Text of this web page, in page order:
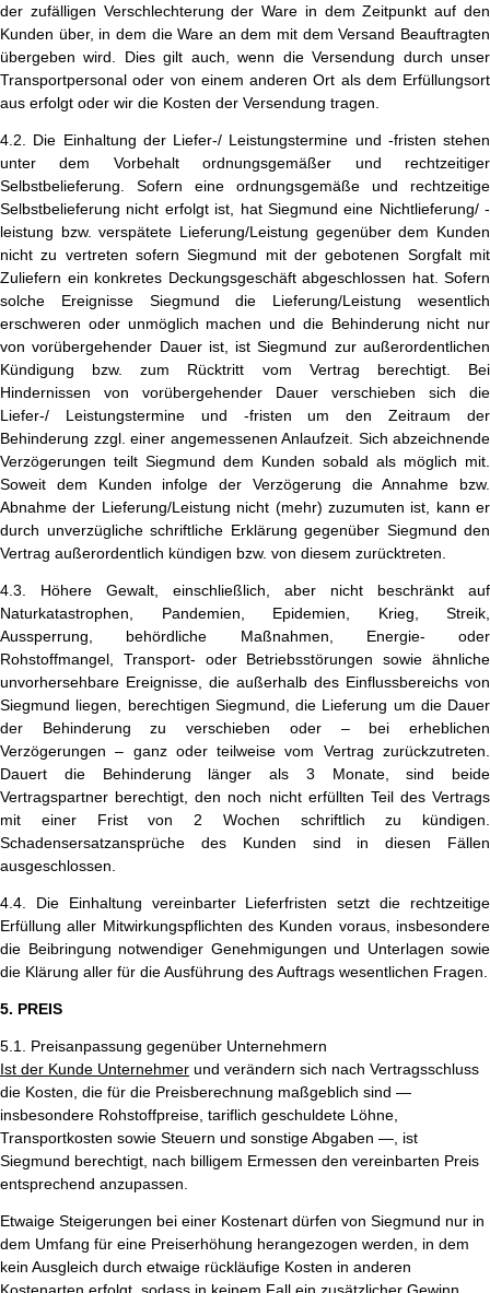
der zufälligen Verschlechterung der Ware in dem Zeitpunkt auf den
Kunden über, in dem die Ware an dem mit dem Versand Beauftragten
übergeben wird. Dies gilt auch, wenn die Versendung durch unser
Transportpersonal oder von einem anderen Ort als dem Erfüllungsort
aus erfolgt oder wir die Kosten der Versendung tragen.
4.2. Die Einhaltung der Liefer-/ Leistungstermine und -fristen stehen
unter dem Vorbehalt ordnungsgemäßer und rechtzeitiger
Selbstbelieferung. Sofern eine ordnungsgemäße und rechtzeitige
Selbstbelieferung nicht erfolgt ist, hat Siegmund eine Nichtlieferung/ -
leistung bzw. verspätete Lieferung/Leistung gegenüber dem Kunden
nicht zu vertreten sofern Siegmund mit der gebotenen Sorgfalt mit
Zuliefern ein konkretes Deckungsgeschäft abgeschlossen hat. Sofern
solche Ereignisse Siegmund die Lieferung/Leistung wesentlich
erschweren oder unmöglich machen und die Behinderung nicht nur
von vorübergehender Dauer ist, ist Siegmund zur außerordentlichen
Kündigung bzw. zum Rücktritt vom Vertrag berechtigt. Bei
Hindernissen von vorübergehender Dauer verschieben sich die
Liefer-/ Leistungstermine und -fristen um den Zeitraum der
Behinderung zzgl. einer angemessenen Anlaufzeit. Sich abzeichnende
Verzögerungen teilt Siegmund dem Kunden sobald als möglich mit.
Soweit dem Kunden infolge der Verzögerung die Annahme bzw.
Abnahme der Lieferung/Leistung nicht (mehr) zuzumuten ist, kann er
durch unverzügliche schriftliche Erklärung gegenüber Siegmund den
Vertrag außerordentlich kündigen bzw. von diesem zurücktreten.
4.3. Höhere Gewalt, einschließlich, aber nicht beschränkt auf
Naturkatastrophen, Pandemien, Epidemien, Krieg, Streik,
Aussperrung, behördliche Maßnahmen, Energie- oder
Rohstoffmangel, Transport- oder Betriebsstörungen sowie ähnliche
unvorhersehbare Ereignisse, die außerhalb des Einflussbereichs von
Siegmund liegen, berechtigen Siegmund, die Lieferung um die Dauer
der Behinderung zu verschieben oder – bei erheblichen
Verzögerungen – ganz oder teilweise vom Vertrag zurückzutreten.
Dauert die Behinderung länger als 3 Monate, sind beide
Vertragspartner berechtigt, den noch nicht erfüllten Teil des Vertrags
mit einer Frist von 2 Wochen schriftlich zu kündigen.
Schadensersatzansprüche des Kunden sind in diesen Fällen
ausgeschlossen.
4.4. Die Einhaltung vereinbarter Lieferfristen setzt die rechtzeitige
Erfüllung aller Mitwirkungspflichten des Kunden voraus, insbesondere
die Beibringung notwendiger Genehmigungen und Unterlagen sowie
die Klärung aller für die Ausführung des Auftrags wesentlichen Fragen.
5. PREIS
5.1. Preisanpassung gegenüber Unternehmern
Ist der Kunde Unternehmer und verändern sich nach Vertragsschluss
die Kosten, die für die Preisberechnung maßgeblich sind —
insbesondere Rohstoffpreise, tariflich geschuldete Löhne,
Transportkosten sowie Steuern und sonstige Abgaben —, ist
Siegmund berechtigt, nach billigem Ermessen den vereinbarten Preis
entsprechend anzupassen.
Etwaige Steigerungen bei einer Kostenart dürfen von Siegmund nur in
dem Umfang für eine Preiserhöhung herangezogen werden, in dem
kein Ausgleich durch etwaige rückläufige Kosten in anderen
Kostenarten erfolgt, sodass in keinem Fall ein zusätzlicher Gewinn